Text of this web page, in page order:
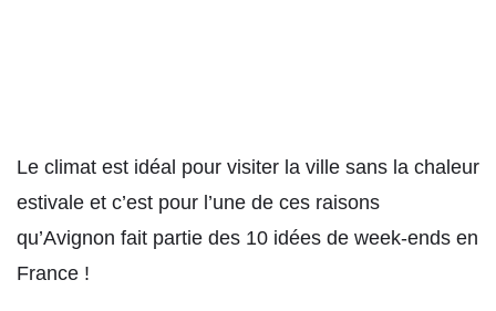
Le climat est idéal pour visiter la ville sans la chaleur
estivale et c’est pour l’une de ces raisons
qu’Avignon fait partie des 10 idées de week-ends en
France !